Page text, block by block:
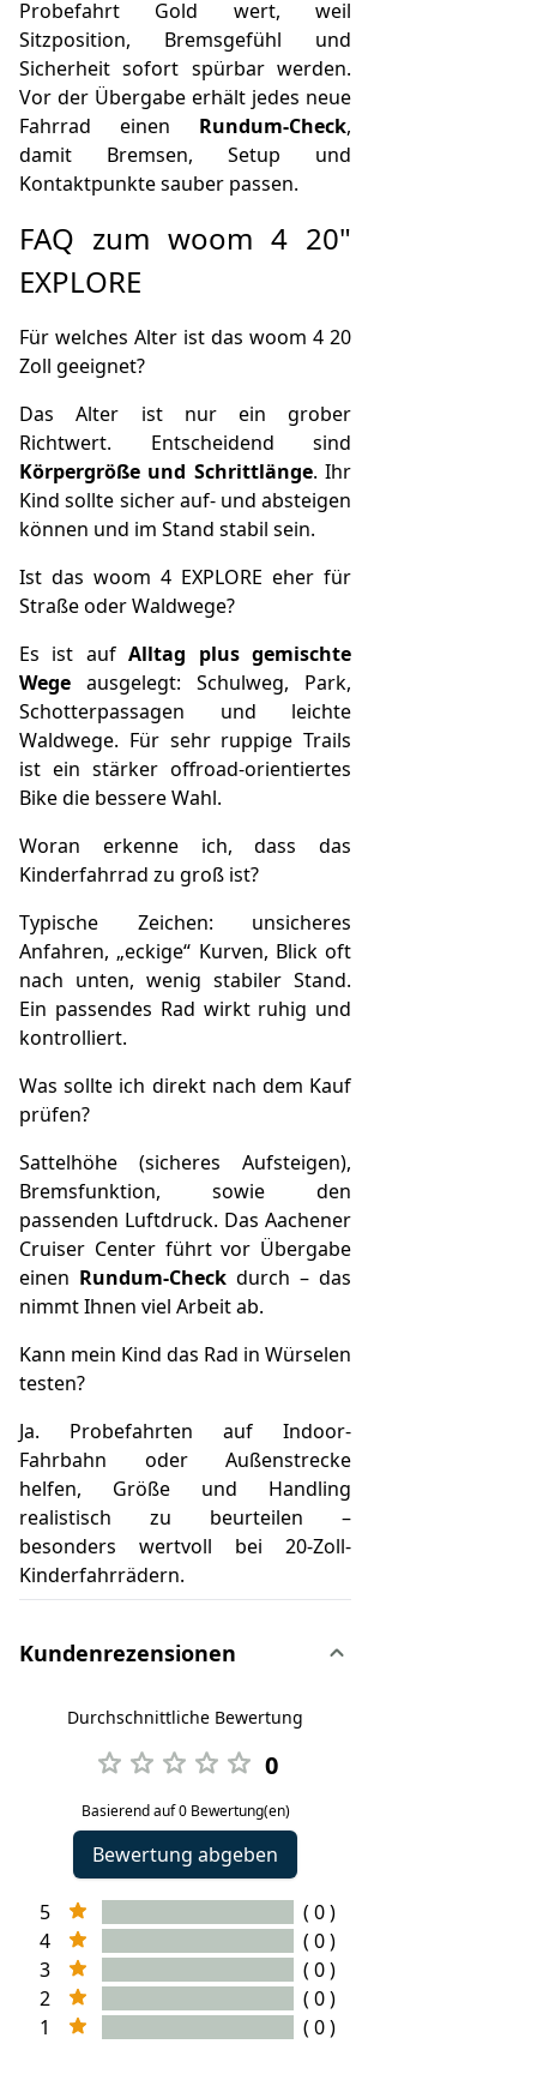
Probefahrt Gold wert, weil
Sitzposition, Bremsgefühl und
Sicherheit sofort spürbar werden.
Vor der Übergabe erhält jedes neue
Fahrrad einen Rundum-Check,
damit Bremsen, Setup und
Kontaktpunkte sauber passen.
FAQ zum woom 4 20"
EXPLORE
Für welches Alter ist das woom 4 20
Zoll geeignet?
Das Alter ist nur ein grober
Richtwert. Entscheidend sind
Körpergröße und Schrittlänge. Ihr
Kind sollte sicher auf- und absteigen
können und im Stand stabil sein.
Ist das woom 4 EXPLORE eher für
Straße oder Waldwege?
Es ist aufAlltag plus gemischte
Wege ausgelegt: Schulweg, Park,
Schotterpassagen und leichte
Waldwege. Für sehr ruppige Trails
ist ein stärker offroad-orientiertes
Bike die bessere Wahl.
Woran erkenne ich, dass das
Kinderfahrrad zu groß ist?
Typische Zeichen: unsicheres
Anfahren, „eckige“ Kurven, Blick oft
nach unten, wenig stabiler Stand.
Ein passendes Rad wirkt ruhig und
kontrolliert.
Was sollte ich direkt nach dem Kauf
prüfen?
Sattelhöhe (sicheres Aufsteigen),
Bremsfunktion, sowie den
passenden Luftdruck. Das Aachener
Cruiser Center führt vor Übergabe
einen Rundum-Check durch – das
nimmt Ihnen viel Arbeit ab.
Kann mein Kind das Rad in Würselen
testen?
Ja. Probefahrten auf Indoor-
Fahrbahn oder Außenstrecke
helfen, Größe und Handling
realistisch zu beurteilen –
besonders wertvoll bei 20-Zoll-
Kinderfahrrädern.
Kundenrezensionen
Durchschnittliche Bewertung
0
Basierend auf 0 Bewertung(en)
Bewertung abgeben
5
( 0 )
4
( 0 )
3
( 0 )
2
( 0 )
1
( 0 )